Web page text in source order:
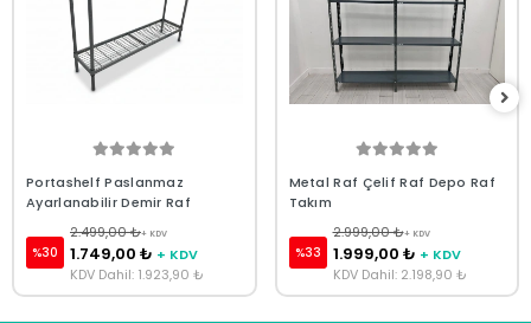
Portashelf Paslanmaz
Ayarlanabilir Demir Raf
%30
2.499,00 ₺+ KDV
1.749,00 ₺ + KDV
KDV Dahil: 1.923,90 ₺
Metal Raf Çelif Raf Depo Raf
Takım
%33
2.999,00 ₺+ KDV
1.999,00 ₺ + KDV
KDV Dahil: 2.198,90 ₺